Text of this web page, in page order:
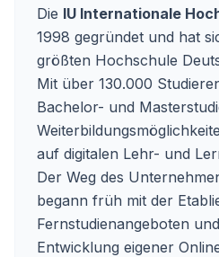
Die IU Internationale
1998 gegründet und hat
größten Hochschule
Mit über 130.000
Bachelor- und
auf digitalen Lehr- und
Der Weg des
begann früh mit der
Fernstudienangeboten
Entwicklung eigener